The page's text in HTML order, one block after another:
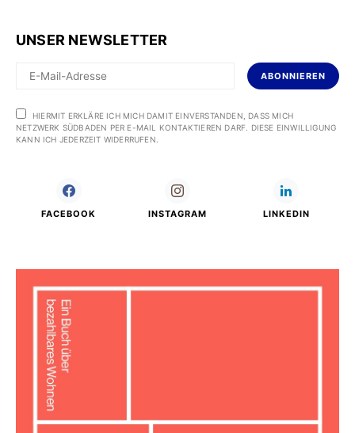
UNSER NEWSLETTER
ABONNIEREN
HIERMIT ERKLÄRE ICH MICH DAMIT EINVERSTANDEN, DASS MICH
NETZWERK SÜDBADEN PER E-MAIL KONTAKTIEREN DARF. DIESE EINWILLIGUNG
KANN ICH JEDERZEIT WIDERRUFEN.
FACEBOOK INSTAGRAM LINKEDIN